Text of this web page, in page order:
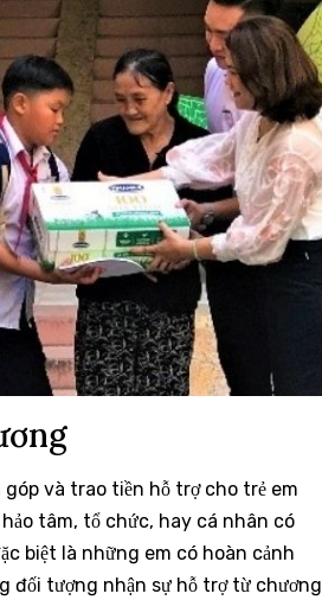
và trao tiền hỗ trợ cho trẻ em
tâm, tổ chức, hay cá nhân có
biệt là những em có hoàn cảnh
đối tượng nhận sự hỗ trợ từ chương